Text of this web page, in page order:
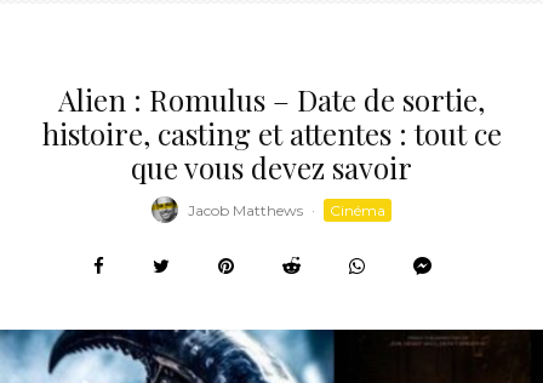
Alien : Romulus – Date de sortie,
histoire, casting et attentes : tout ce
que vous devez savoir
Jacob Matthews · Cinéma